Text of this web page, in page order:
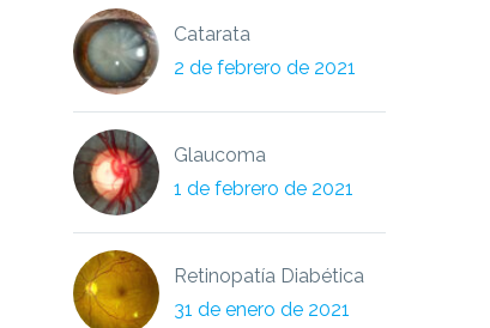
Catarata
2 de febrero de 2021
Glaucoma
1 de febrero de 2021
Retinopatía Diabética
31 de enero de 2021